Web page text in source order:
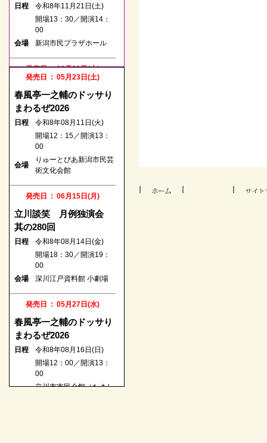
日程
令和8年11月21日(土)
開場13：30／開演14：
00
会場
新潟市民プラザホール
発売日 : 08月22日(土)
まわるぜ2026
日程
令和8年10月04日(日)
開場14：00／開演14：
30
浦添市てだこホール
第一回 五圓會
日程
令和8年12月22日(火)
開場18：00／開演18：
日本橋劇場（中央区立日
本橋公会堂）
発売日 : 08月26日(水)
こみち噺 饗宴 四人の
日程
令和8年12月09日(水)
開場18：00／開演18：
30
なかのZERO 小ホール
発売日 : 05月23日(土)
春風亭一之輔のドッサり
まわるぜ2026
日程
令和8年08月11日(火)
開場12：15／開演13：
00
会場
りゅーとぴあ新潟市民芸
術文化会館
発売日 : 06月15日(月)
立川談笑 月例独演会
其の280回
日程
令和8年08月14日(金)
開場18：30／開演19：
00
会場
深川江戸資料館 小劇場
発売日 : 05月27日(水)
春風亭一之輔のドッサり
まわるぜ2026
日程
令和8年08月16日(日)
開場12：00／開演13：
00
立川市市民会館（たまし